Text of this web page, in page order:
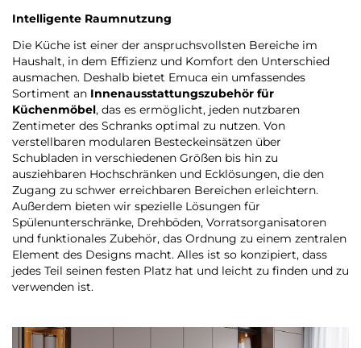
Intelligente Raumnutzung
Die Küche ist einer der anspruchsvollsten Bereiche im
Haushalt, in dem Effizienz und Komfort den Unterschied
ausmachen. Deshalb bietet Emuca ein umfassendes
Sortiment an Innenausstattungszubehör für
Küchenmöbel, das es ermöglicht, jeden nutzbaren
Zentimeter des Schranks optimal zu nutzen. Von
verstellbaren modularen Besteckeinsätzen über
Schubladen in verschiedenen Größen bis hin zu
ausziehbaren Hochschränken und Ecklösungen, die den
Zugang zu schwer erreichbaren Bereichen erleichtern.
Außerdem bieten wir spezielle Lösungen für
Spülenunterschränke, Drehböden, Vorratsorganisatoren
und funktionales Zubehör, das Ordnung zu einem zentralen
Element des Designs macht. Alles ist so konzipiert, dass
jedes Teil seinen festen Platz hat und leicht zu finden und zu
verwenden ist.